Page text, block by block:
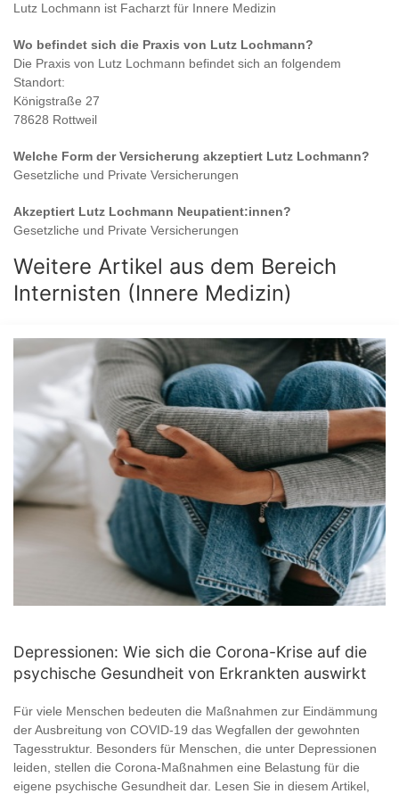
Lutz Lochmann ist Facharzt für Innere Medizin
Wo befindet sich die Praxis von Lutz Lochmann?
Die Praxis von Lutz Lochmann befindet sich an folgendem
Standort:
Königstraße 27
78628 Rottweil
Welche Form der Versicherung akzeptiert Lutz Lochmann?
Gesetzliche und Private Versicherungen
Akzeptiert Lutz Lochmann Neupatient:innen?
Gesetzliche und Private Versicherungen
Weitere Artikel aus dem Bereich
Internisten (Innere Medizin)
Depressionen: Wie sich die Corona-Krise auf die
psychische Gesundheit von Erkrankten auswirkt
Für viele Menschen bedeuten die Maßnahmen zur Eindämmung
der Ausbreitung von COVID-19 das Wegfallen der gewohnten
Tagesstruktur. Besonders für Menschen, die unter Depressionen
leiden, stellen die Corona-Maßnahmen eine Belastung für die
eigene psychische Gesundheit dar. Lesen Sie in diesem Artikel,